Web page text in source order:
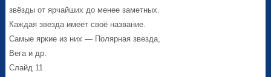
звёзды от ярчайших до менее заметных.
Каждая звезда имеет своё название.
Самые яркие из них — Полярная звезда,
Вега и др.
Слайд 11